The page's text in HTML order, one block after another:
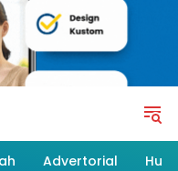
Advertorial